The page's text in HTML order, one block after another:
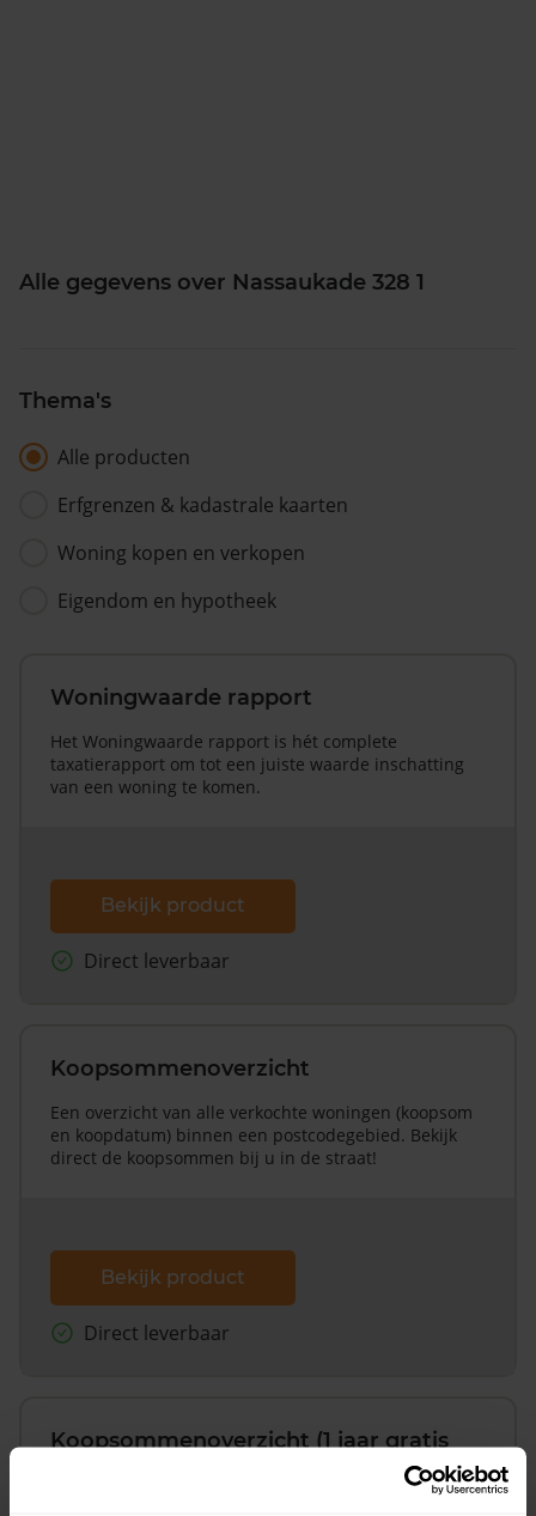
Alle gegevens over Nassaukade 328 1
Thema's
Alle producten
Erfgrenzen & kadastrale kaarten
Woning kopen en verkopen
Eigendom en hypotheek
Woningwaarde rapport
Het Woningwaarde rapport is hét complete
taxatierapport om tot een juiste waarde inschatting
van een woning te komen.
Bekijk product
Direct leverbaar
Koopsommenoverzicht
Een overzicht van alle verkochte woningen (koopsom
en koopdatum) binnen een postcodegebied. Bekijk
direct de koopsommen bij u in de straat!
Bekijk product
Direct leverbaar
Koopsommenoverzicht (1 jaar gratis